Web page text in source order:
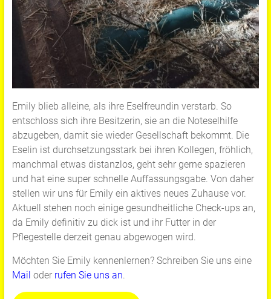
Emily blieb alleine, als ihre Eselfreundin verstarb. So
entschloss sich ihre Besitzerin, sie an die Noteselhilfe
abzugeben, damit sie wieder Gesellschaft bekommt. Die
Eselin ist durchsetzungsstark bei ihren Kollegen, fröhlich,
manchmal etwas distanzlos, geht sehr gerne spazieren
und hat eine super schnelle Auffassungsgabe. Von daher
stellen wir uns für Emily ein aktives neues Zuhause vor.
Aktuell stehen noch einige gesundheitliche Check-ups an,
da Emily definitiv zu dick ist und ihr Futter in der
Pflegestelle derzeit genau abgewogen wird.
Möchten Sie Emily kennenlernen? Schreiben Sie uns eine
Mail oder rufen Sie uns an.